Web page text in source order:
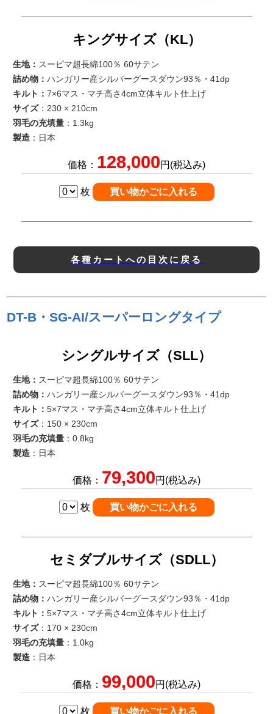
キングサイズ（KL）
生地： スーピマ超長綿100％ 60サテン
詰め物：ハンガリー産シルバーグースダウン93％・41dp
キルト：7×6マス・マチ高さ4cm立体キルト仕上げ
サイズ：230 × 210cm
羽毛の充填量 ：1.3kg
製造 ：日本
価格： 128,000円(税込み)
枚
各種カートへの目次に戻る
DT-B・SG-AI/スーパーロングタイプ
シングルサイズ（SLL）
生地： スーピマ超長綿100％ 60サテン
詰め物：ハンガリー産シルバーグースダウン93％・41dp
キルト：5×7マス・マチ高さ4cm立体キルト仕上げ
サイズ：150 × 230cm
羽毛の充填量 ：0.8kg
製造 ：日本
価格： 79,300円(税込み)
枚
セミダブルサイズ（SDLL）
生地： スーピマ超長綿100％ 60サテン
詰め物：ハンガリー産シルバーグースダウン93％・41dp
キルト：5×7マス・マチ高さ4cm立体キルト仕上げ
サイズ：170 × 230cm
羽毛の充填量 ：1.0kg
製造 ：日本
価格： 99,000円(税込み)
枚